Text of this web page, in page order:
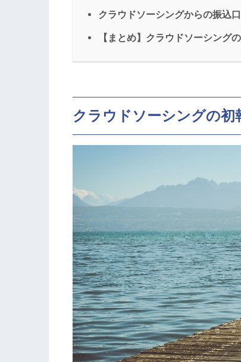
クラウドソーシングからの振込
【まとめ】クラウドソーシング
クラウドソーシングの初